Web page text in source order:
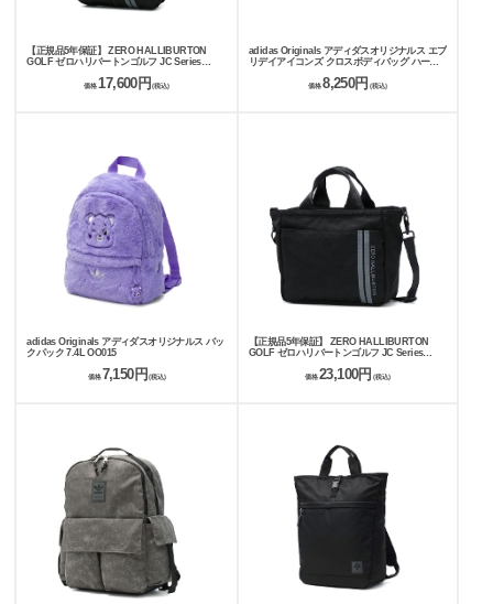
【正規品5年保証】 ZERO HALLIBURTON
GOLF ゼロハリバートンゴルフ JC Series
価格 17,600円 (税込)
adidas Originals アディダスオリジナルス エブ
リデイアイコンズ クロスボディバッグ ハーフ
価格8,250円 (税込)
adidas Originals アディダスオリジナルス バッ
クパック 7.4L OO015
価格 7,150円(税込)
【正規品5年保証】 ZERO HALLIBURTON
GOLF ゼロハリバートンゴルフ JC Series
価格23,100円 (税込)